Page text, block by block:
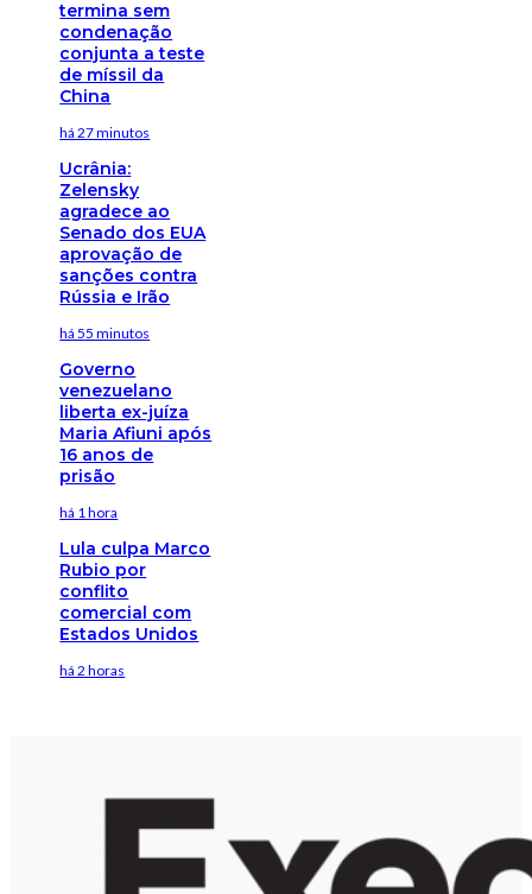
termina sem
condenação
conjunta a teste
de míssil da
China
há 27 minutos
Ucrânia:
Zelensky
agradece ao
Senado dos EUA
aprovação de
sanções contra
Rússia e Irão
há 55 minutos
Governo
venezuelano
liberta ex-juíza
Maria Afiuni após
16 anos de
prisão
há 1 hora
Lula culpa Marco
Rubio por
conflito
comercial com
Estados Unidos
há 2 horas